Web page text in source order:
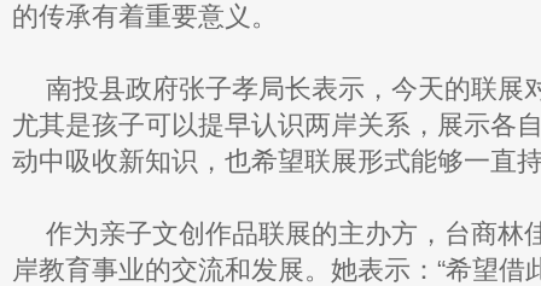
的传承有着重要意义。
南投县政府张子孝局长表示，今天的联展
尤其是孩子可以提早认识两岸关系，展示各
动中吸收新知识，也希望联展形式能够一直
作为亲子文创作品联展的主办方，台商林
岸教育事业的交流和发展。她表示：“希望借